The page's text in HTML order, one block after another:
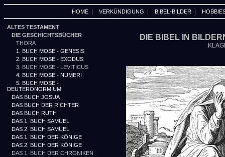
HOME| VERKÜNDIGUNG | BIBEL-BILDER |
ALTES TESTAMENT
DIE GESCHICHTSBÜCHER
THORA
1. BUCH MOSE - GENESIS
2. BUCH MOSE - EXODUS
3. BUCH MOSE - LEVITICUS
4. BUCH MOSE - NUMERI
5. BUCH MOSE -
DEUTERONORMIUM
DAS BUCH JOSUA
DAS BUCH DER RICHTER
DAS BUCH RUTH
DAS 1. BUCH SAMUEL
DAS 2. BUCH SAMUEL
DAS 1. BUCH DER KÖNIGE
DAS 2. BUCH DER KÖNIGE
DAS 1. BUCH DER CHRONIKEN
DIE BIBEL IN